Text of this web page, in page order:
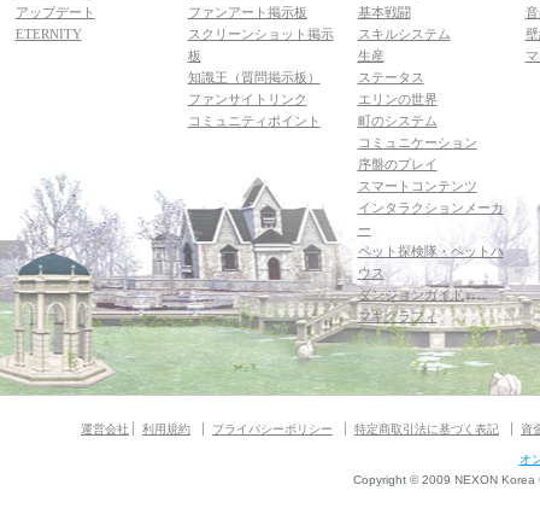
アップデート
ETERNITY
ファンアート掲示板
スクリーンショット掲示
板
知識王（質問掲示板）
ファンサイトリンク
コミュニティポイント
基本戦闘
スキルシステム
生産
ステータス
エリンの世界
町のシステム
コミュニケーション
序盤のプレイ
スマートコンテンツ
インタラクションメーカ
ー
ペット探検隊・ペットハ
ウス
ダンジョンガイド
マギグラフィ
運営会社 利用規約 プライバシーポリシー 特定商取引法に基づく表記 資
オ
Copyright © 2009 NEXON Korea